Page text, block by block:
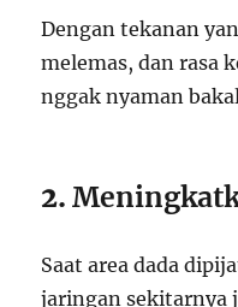
Dengan tekanan
melemas, dan rasa
nggak nyaman
2.
Saat area dada
jaringan sekitarnya